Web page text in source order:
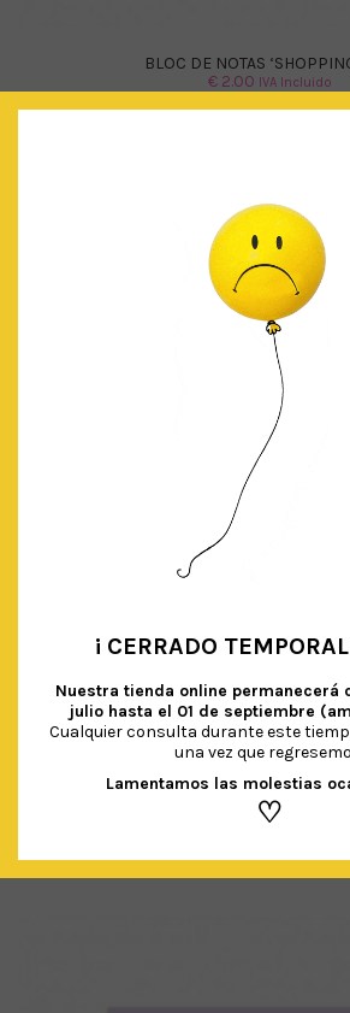
BLOC DE NOTAS
€2.00 IVA Incluido
BLOC DE NOTAS ‘TO
€2.00 IVA Incluido
¡ CERRADO
Nuestra tienda online permanecerá
julio hasta el 01 de septiembre
Cualquier consulta durante este
una vez que
Lamentamos las molestias
♡